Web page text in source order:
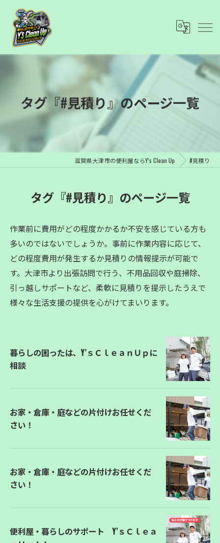
タグ『#見積り』のページ一覧
滋賀県大津市の便利屋ならY’s Clean Up #見積り
タグ『#見積り』のページ一覧
作業前に費用がどの程度かかるか不安を感じている方も
多いのではないでしょうか。事前に作業内容に応じて、
どの程度費用が発生するか見積りの情報提示が可能で
す。大津市より出張訪問で行う、不用品回収や庭掃除、
引っ越しサポートなど、柔軟に見積りを提示したうえで
様々な生活支援の提供を心がけてまいります。
暮らしの困ったは、Y’ｓＣｌｅａｎＵｐに
相談
お家・倉庫・庭などの片付けお任せくだ
さい！
お家・倉庫・庭などの片付けお任せくだ
さい！
便利屋・暮らしのサポート Y’ｓＣｌｅａ